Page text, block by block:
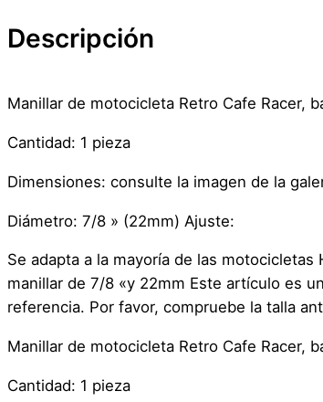
Descripción
Manillar de motocicleta Retro Cafe Racer,
Cantidad: 1 pieza
Dimensiones: consulte la imagen de la
Diámetro: 7/8 » (22mm) Ajuste:
Se adapta a la mayoría de las
manillar de 7/8 «y 22mm Este artículo es
referencia. Por favor, compruebe la talla
Manillar de motocicleta Retro Cafe Racer,
Cantidad: 1 pieza